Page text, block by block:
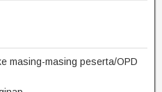
masing-masing peserta/OPD